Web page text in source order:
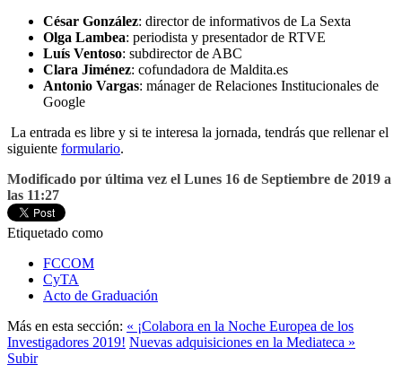
César González: director de informativos de La Sexta
Olga Lambea: periodista y presentador de RTVE
Luís Ventoso: subdirector de ABC
Clara Jiménez: cofundadora de Maldita.es
Antonio Vargas: mánager de Relaciones Institucionales de
Google
La entrada es libre y si te interesa la jornada, tendrás que rellenar el
siguiente formulario.
Modificado por última vez el Lunes 16 de Septiembre de 2019 a
las 11:27
Etiquetado como
FCCOM
CyTA
Acto de Graduación
Más en esta sección: « ¡Colabora en la Noche Europea de los
Investigadores 2019! Nuevas adquisiciones en la Mediateca »
Subir